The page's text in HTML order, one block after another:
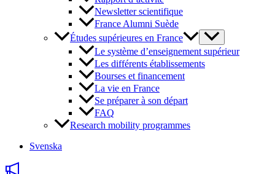
Newsletter scientifique
France Alumni Suède
Études supérieures en France
Le système d’enseignement supérieur
Les différents établissements
Bourses et financement
La vie en France
Se préparer à son départ
FAQ
Research mobility programmes
Svenska